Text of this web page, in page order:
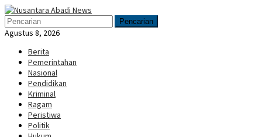
Loncat
ke
konten
Menu
Mobile
Pencarian
Agustus 8, 2026
Berita
Pemerintahan
Nasional
Pendidikan
Kriminal
Ragam
Peristiwa
Politik